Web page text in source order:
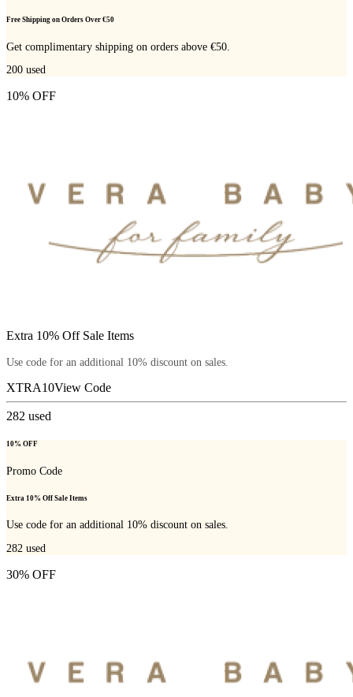
Free Shipping on Orders Over €50
Get complimentary shipping on orders above €50.
200 used
10% OFF
Extra 10% Off Sale Items
Use code for an additional 10% discount on sales.
XTRA10View Code
282 used
10% OFF
Promo Code
Extra 10% Off Sale Items
Use code for an additional 10% discount on sales.
282 used
30% OFF